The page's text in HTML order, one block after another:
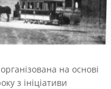
на основі
з ініціативи